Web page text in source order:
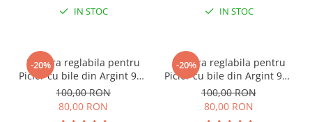
IN STOC IN STOC
-20%
Bratara reglabila pentru
Picior cu bile din Argint 925
si margele Miyuki rosii
100,00 RON
80,00 RON
-20%
Bratara reglabila pentru
Picior cu bile din Argint 925
si margele Miyuki verzi
100,00 RON
80,00 RON